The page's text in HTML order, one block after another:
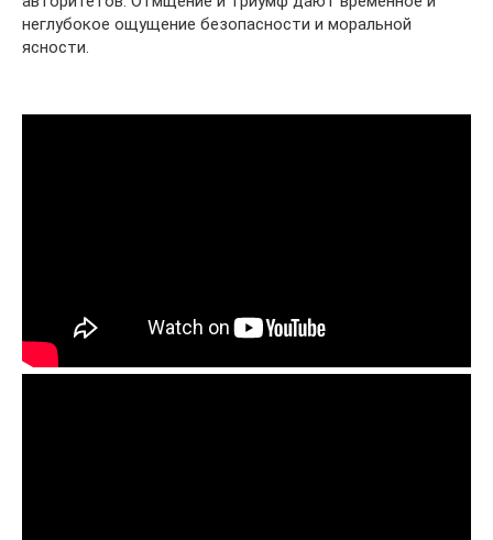
неглубокое ощущение безопасности и моральной
ясности.